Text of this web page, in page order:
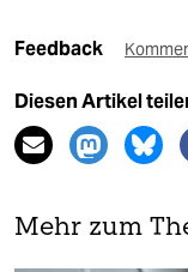
Feedback
Diesen Artikel
Mehr zum